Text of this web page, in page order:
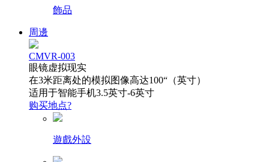
飾品
周邊
CMVR-003
眼镜虚拟现实
在3米距离处的模拟图像高达100“（英寸）
适用于智能手机3.5英寸-6英寸
购买地点?
遊戲外設